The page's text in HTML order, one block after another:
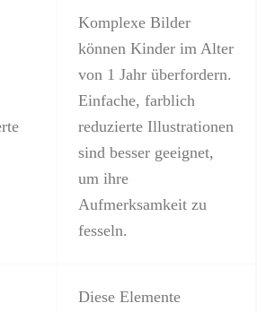
Komplexe Bilder
können Kinder im Alter
von 1 Jahr überfordern.
Einfache, farblich
reduzierte Illustrationen
sind besser geeignet,
um ihre
Aufmerksamkeit zu
fesseln.
Diese Elemente